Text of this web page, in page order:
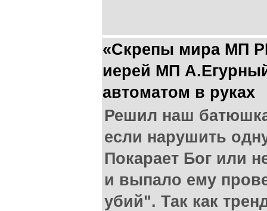
«Скрепы мира МП
иерей МП
автоматом в руках
Решил наш
если нарушить
Покарает Бог или
и выпало ему
убий". Так как